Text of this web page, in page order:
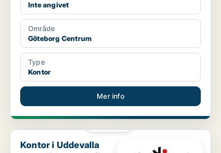
Inte angivet
Område
Göteborg Centrum
Type
Kontor
Mer info
Kontor i Uddevalla
Kontor i Uddevalla